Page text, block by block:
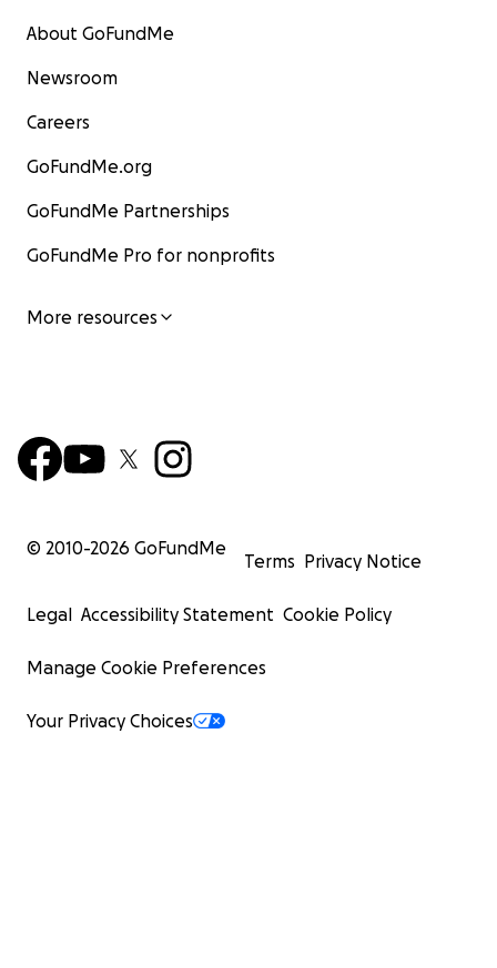
About GoFundMe
Newsroom
Careers
GoFundMe.org
GoFundMe Partnerships
GoFundMe Pro for nonprofits
More resources
© 2010-2026 GoFundMe
Terms Privacy Notice
Legal Accessibility Statement Cookie Policy
Manage Cookie Preferences
Your Privacy Choices